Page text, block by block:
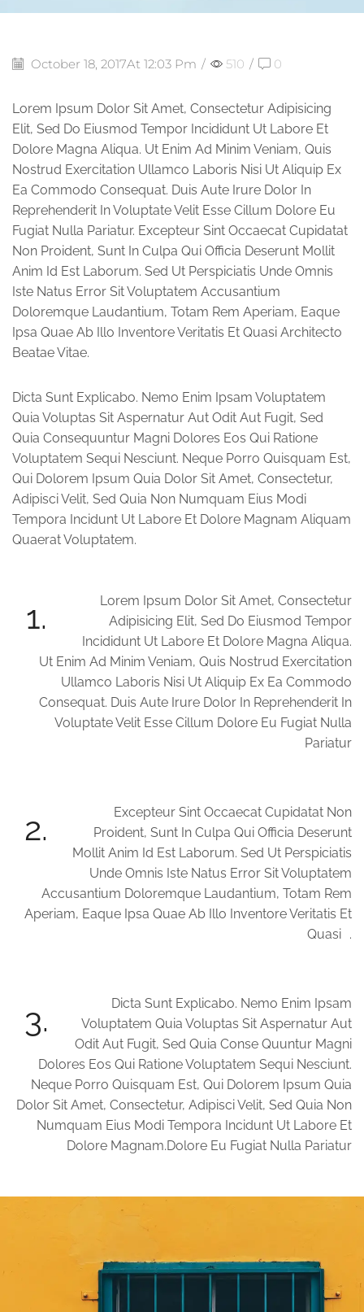
October 18, 2017At 12:03 Pm / 510 / 0
Lorem Ipsum Dolor Sit Amet, Consectetur Adipisicing
Elit, Sed Do Eiusmod Tempor Incididunt Ut Labore Et
Dolore Magna Aliqua. Ut Enim Ad Minim Veniam, Quis
Nostrud Exercitation Ullamco Laboris Nisi Ut Aliquip Ex
Ea Commodo Consequat. Duis Aute Irure Dolor In
Reprehenderit In Voluptate Velit Esse Cillum Dolore Eu
Fugiat Nulla Pariatur. Excepteur Sint Occaecat Cupidatat
Non Proident, Sunt In Culpa Qui Officia Deserunt Mollit
Anim Id Est Laborum. Sed Ut Perspiciatis Unde Omnis
Iste Natus Error Sit Voluptatem Accusantium
Doloremque Laudantium, Totam Rem Aperiam, Eaque
Ipsa Quae Ab Illo Inventore Veritatis Et Quasi Architecto
Beatae Vitae.
Dicta Sunt Explicabo. Nemo Enim Ipsam Voluptatem
Quia Voluptas Sit Aspernatur Aut Odit Aut Fugit, Sed
Quia Consequuntur Magni Dolores Eos Qui Ratione
Voluptatem Sequi Nesciunt. Neque Porro Quisquam Est,
Qui Dolorem Ipsum Quia Dolor Sit Amet, Consectetur,
Adipisci Velit, Sed Quia Non Numquam Eius Modi
Tempora Incidunt Ut Labore Et Dolore Magnam Aliquam
Quaerat Voluptatem.
1.
Lorem Ipsum Dolor Sit Amet, Consectetur
Adipisicing Elit, Sed Do Eiusmod Tempor
Incididunt Ut Labore Et Dolore Magna Aliqua.
Ut Enim Ad Minim Veniam, Quis Nostrud Exercitation
Ullamco Laboris Nisi Ut Aliquip Ex Ea Commodo
Consequat. Duis Aute Irure Dolor In Reprehenderit In
Voluptate Velit Esse Cillum Dolore Eu Fugiat Nulla
Pariatur
2.
Excepteur Sint Occaecat Cupidatat Non
Proident, Sunt In Culpa Qui Officia Deserunt
Mollit Anim Id Est Laborum. Sed Ut Perspiciatis
Unde Omnis Iste Natus Error Sit Voluptatem
Accusantium Doloremque Laudantium, Totam Rem
Aperiam, Eaque Ipsa Quae Ab Illo Inventore Veritatis Et
Quasi .
3.
Dicta Sunt Explicabo. Nemo Enim Ipsam
Voluptatem Quia Voluptas Sit Aspernatur Aut
Odit Aut Fugit, Sed Quia Conse Quuntur Magni
Dolores Eos Qui Ratione Voluptatem Sequi Nesciunt.
Neque Porro Quisquam Est, Qui Dolorem Ipsum Quia
Dolor Sit Amet, Consectetur, Adipisci Velit, Sed Quia Non
Numquam Eius Modi Tempora Incidunt Ut Labore Et
Dolore Magnam.dolore Eu Fugiat Nulla Pariatur